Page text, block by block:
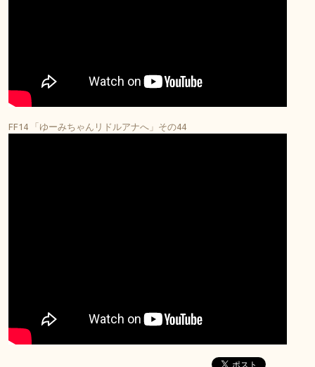
FF14 「ゆーみちゃんリドルアナへ」その44